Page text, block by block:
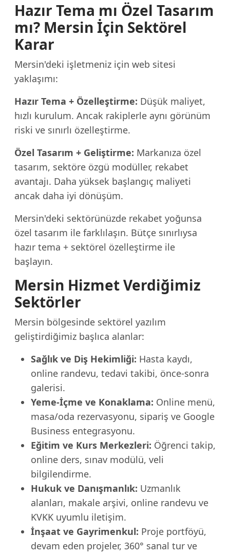
Hazır Tema mı Özel Tasarım
mı? Mersin İçin Sektörel
Karar
Mersin'deki işletmeniz için web sitesi
yaklaşımı:
Hazır Tema + Özelleştirme: Düşük maliyet,
hızlı kurulum. Ancak rakiplerle aynı görünüm
riski ve sınırlı özelleştirme.
Özel Tasarım + Geliştirme: Markanıza özel
tasarım, sektöre özgü modüller, rekabet
avantajı. Daha yüksek başlangıç maliyeti
ancak daha iyi dönüşüm.
Mersin'deki sektörünüzde rekabet yoğunsa
özel tasarım ile farklılaşın. Bütçe sınırlıysa
hazır tema + sektörel özelleştirme ile
başlayın.
Mersin Hizmet Verdiğimiz
Sektörler
Mersin bölgesinde sektörel yazılım
geliştirdiğimiz başlıca alanlar:
Sağlık ve Diş Hekimliği: Hasta kaydı,
online randevu, tedavi takibi, önce-sonra
galerisi.
Yeme-İçme ve Konaklama: Online menü,
masa/oda rezervasyonu, sipariş ve Google
Business entegrasyonu.
Eğitim ve Kurs Merkezleri: Öğrenci takip,
online ders, sınav modülü, veli
bilgilendirme.
Hukuk ve Danışmanlık: Uzmanlık
alanları, makale arşivi, online randevu ve
KVKK uyumlu iletişim.
İnşaat ve Gayrimenkul: Proje portföyü,
devam eden projeler, 360° sanal tur ve